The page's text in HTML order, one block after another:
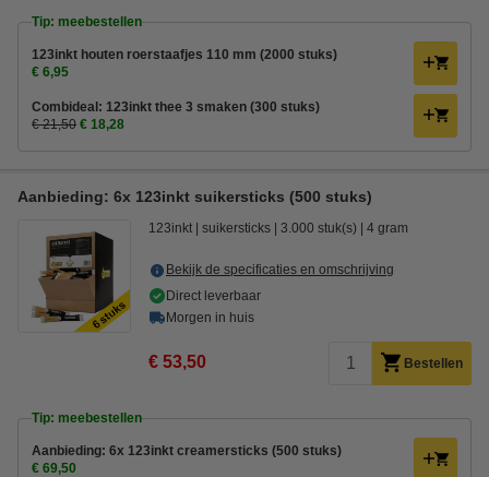
Tip: meebestellen
123inkt houten roerstaafjes 110 mm (2000 stuks)
€ 6,95
Combideal: 123inkt thee 3 smaken (300 stuks)
€ 21,50 € 18,28
Aanbieding: 6x 123inkt suikersticks (500 stuks)
123inkt suikersticks 3.000 stuk(s) 4 gram
Bekijk de specificaties en omschrijving
Direct leverbaar
Morgen in huis
€ 53,50 Bestellen
Tip: meebestellen
Aanbieding: 6x 123inkt creamersticks (500 stuks)
€ 69,50